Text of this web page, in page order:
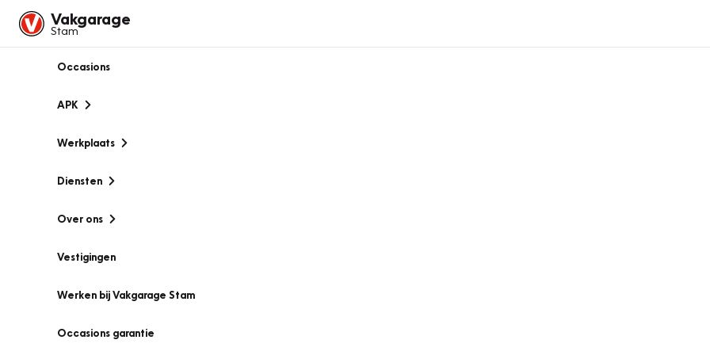
Vakgarage
Stam
Occasions
APK
Werkplaats
Diensten
Over ons
Vestigingen
Werken bij Vakgarage Stam
Occasions garantie